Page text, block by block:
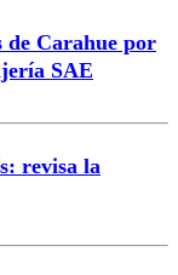
de Carahue por
SAE
revisa la